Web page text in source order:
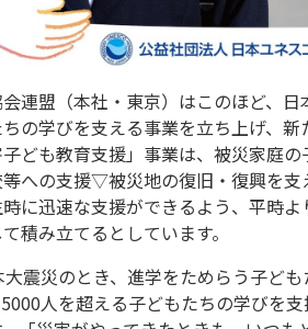
連盟（本社・東京）はこのほど、
の学びを支える事業を立ち上げ、
ども教育支援」事業は、被災家庭
への支援▽被災地の復旧・復興を
に迅速な支援ができるよう、平時
積み立てるとしています。
震災のとき、進学をためらう子ど
人を超える子どもたちの学びを